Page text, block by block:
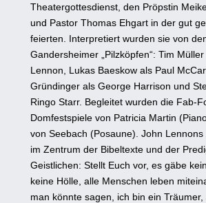
Theatergottesdienst, den Pröpstin
und Pastor Thomas Ehgart in der gut
feierten. Interpretiert wurden sie von
Gandersheimer „Pilzköpfen“: Tim
Lennon, Lukas Baeskow als Paul
Gründinger als George Harrison und
Ringo Starr. Begleitet wurden die Fab-
Domfestspiele von Patricia Martin
von Seebach (Posaune). John Lennons
im Zentrum der Bibeltexte und der
Geistlichen: Stellt Euch vor, es gäbe
keine Hölle, alle Menschen leben
man könnte sagen, ich bin ein Träumer,